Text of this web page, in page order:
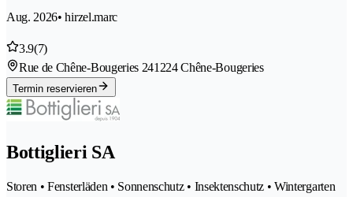
Aug. 2026• hirzel.marc
3.9(7)
Rue de Chêne-Bougeries 241224 Chêne-Bougeries
Termin reservieren
Bottiglieri SA
Storen • Fensterläden • Sonnenschutz • Insektenschutz • Wintergarten